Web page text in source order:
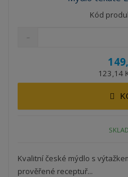
Kód
123,14
Kvalitní české mýdlo s
prověřené receptuř...